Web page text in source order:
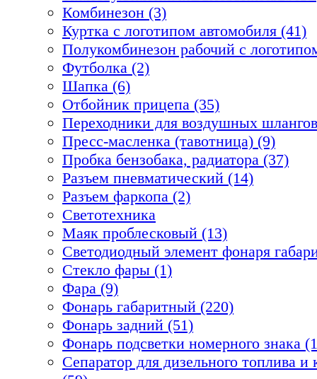
Комбинезон (3)
Куртка с логотипом автомобиля (41)
Полукомбинезон рабочий с
Футболка (2)
Шапка (6)
Отбойник прицепа (35)
Переходники для воздушных
Пресс-масленка (тавотница) (9)
Пробка бензобака, радиатора (37)
Разъем пневматический (14)
Разъем фаркопа (2)
Светотехника
Маяк проблесковый (13)
Светодиодный элемент фонаря
Стекло фары (1)
Фара (9)
Фонарь габаритный (220)
Фонарь задний (51)
Фонарь подсветки номерного знака
Сепаратор для дизельного топлива